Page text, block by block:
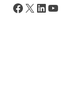
Facebook
X LinkedIn